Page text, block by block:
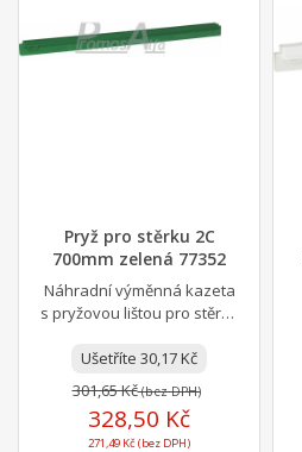
Pryž pro stěrku 2C
700mm zelená 77352
Náhradní výměnná kazeta
s pryžovou lištou pro stěrky
společnosti Vikan je...
Ušetříte 30,17 Kč
301,65 Kč(bez DPH)
328,50 Kč
271,49 Kč (bez DPH)